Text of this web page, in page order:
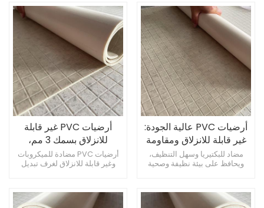
والجهد
البيئية الدولية
أرضيات PVC غير قابلة
للانزلاق بسمك 3 مم،
مقاومة للماء ومضادة
للبكتيريا، مثالية لدورات
أرضيات PVC مضادة للميكروبات
وغير قابلة للانزلاق لغرف تبديل
مقاومة للاهتراء للغاية أرضيات
PVC احترافية مضادة للانزلاق
أرضيات PVC عالية الجودة:
غير قابلة للانزلاق ومقاومة
للماء وسهلة التنظيف
مضاد للبكتيريا وسهل التنظيف،
ويحافظ على بيئة نظيفة وصحية
مناطق المنزل التي تتطلب تشطيبًا
مانعًا للانزلاق